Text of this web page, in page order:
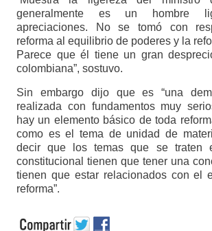
generalmente es un hombre
apreciaciones. No se tomó con
reforma al equilibrio de poderes y la
Parece que él tiene un gran
colombiana”, sostuvo.
Sin embargo dijo que es “una
realizada con fundamentos muy
hay un elemento básico de toda
como es el tema de unidad de
decir que los temas que se traten
constitucional tienen que tener una
tienen que estar relacionados con el
reforma”.